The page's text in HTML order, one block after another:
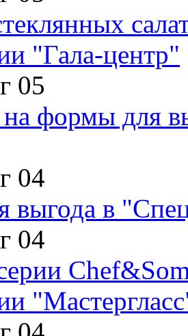
"Гала-центр"
05
формы для
04
выгода в
04